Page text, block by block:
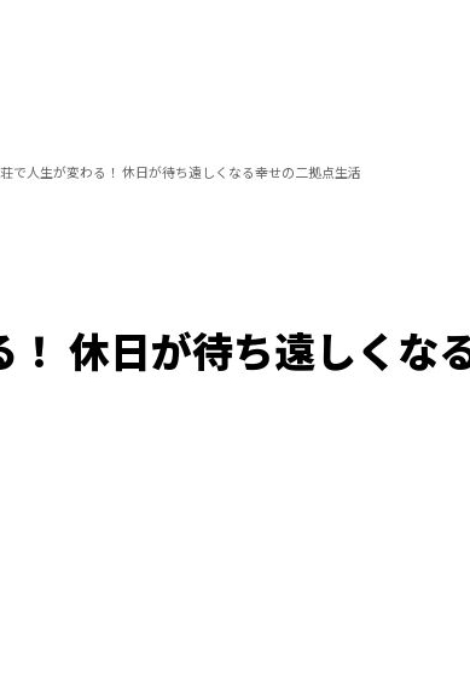
で人生が変わる！ 休日が待ち遠しくなる幸せの二拠点生活
休日が待ち遠しくな